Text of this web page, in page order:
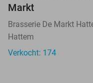
Markt
Brasserie De Markt
Hattem
Verkocht: 174